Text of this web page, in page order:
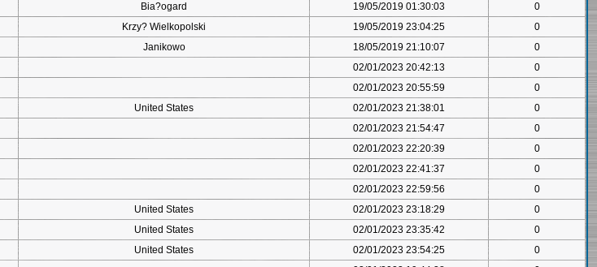
Bia?ogard 19/05/2019 01:30:03
0
Krzy? Wielkopolski 19/05/2019 23:04:25
0
Janikowo 18/05/2019 21:10:07
0
02/01/2023 20:42:13
0
02/01/2023 20:55:59
0
United States 02/01/2023 21:38:01
0
02/01/2023 21:54:47
0
02/01/2023 22:20:39
0
02/01/2023 22:41:37
0
02/01/2023 22:59:56
0
United States 02/01/2023 23:18:29
0
United States 02/01/2023 23:35:42
0
United States 02/01/2023 23:54:25
0